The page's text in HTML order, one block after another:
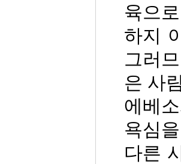
육으
하지
그러
은 사
에베
욕심
다른